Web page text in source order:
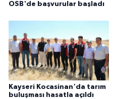
OSB'de başvurular başladı
Kayseri Kocasinan'da tarım
buluşması hasatla açıldı